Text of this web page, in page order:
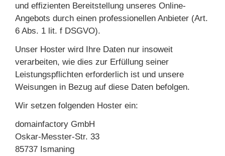
und effizienten Bereitstellung unseres Online-
Angebots durch einen professionellen Anbieter (Art.
6 Abs. 1 lit. f DSGVO).
Unser Hoster wird Ihre Daten nur insoweit
verarbeiten, wie dies zur Erfüllung seiner
Leistungspflichten erforderlich ist und unsere
Weisungen in Bezug auf diese Daten befolgen.
Wir setzen folgenden Hoster ein:
domainfactory GmbH
Oskar-Messter-Str. 33
85737 Ismaning